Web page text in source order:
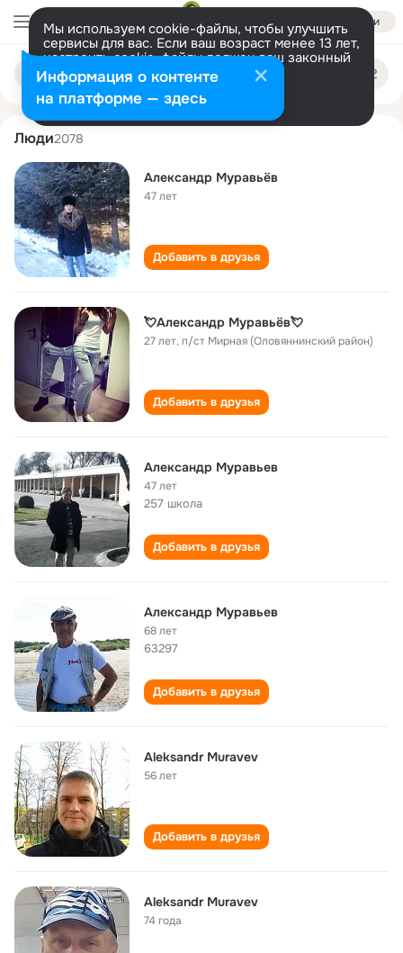
Войти
Мы используем cookie-файлы, чтобы улучшить
сервисы для вас. Если ваш возраст менее 13 лет,
настроить cookie-файлы должен ваш законный
представитель. Больше информации
Разрешить все Настроить
Поиск
людям
aleksandr muravev
Люди2078
Александр Муравьёв
47 лет
Добавить в друзья
💘Александр Муравьёв💘
27 лет,п/ст Мирная (Оловяннинский район)
Добавить в друзья
Александр Муравьев
47 лет
257 школа
Добавить в друзья
Александр Муравьев
68 лет
63297
Добавить в друзья
Aleksandr Muravev
56 лет
Добавить в друзья
Aleksandr Muravev
74 года
Информация о контенте
на платформе — здесь